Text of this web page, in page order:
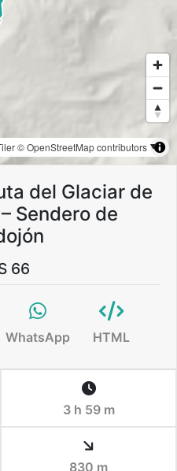
© OpenStreetMap contributors
del Glaciar de
Sendero de
66
WhatsApp HTML
3 h 59 m
830 m